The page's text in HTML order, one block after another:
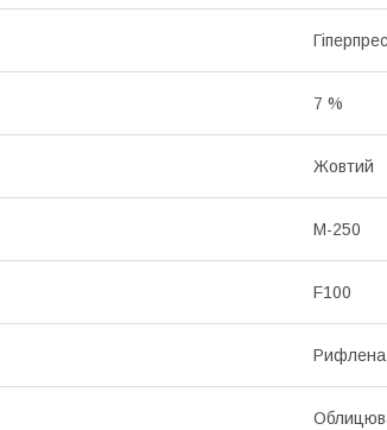
7 %
Жовтий
М-250
F100
Рифлена